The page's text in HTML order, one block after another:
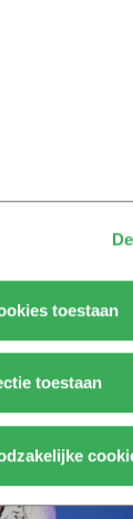
toestaan
toestaan
de
het
studenten
nieuws